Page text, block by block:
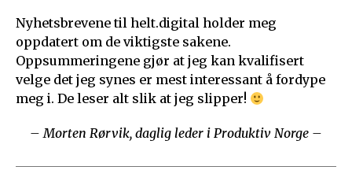
Nyhetsbrevene til helt.digital holder meg
oppdatert om de viktigste sakene.
Oppsummeringene gjør at jeg kan kvalifisert
velge det jeg synes er mest interessant å fordype
meg i. De leser alt slik at jeg slipper!
– Morten Rørvik, daglig leder i Produktiv Norge –